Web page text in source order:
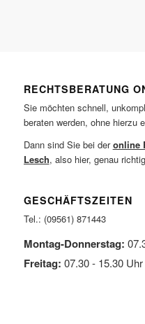
RECHTSBERATUNG
Sie möchten schnell,
beraten werden, ohne hierzu
Dann sind Sie bei deronline
Lesch, also hier, genau
GESCHÄFTSZEITEN
Tel.: (09561) 871443
Montag-Donnerstag:
Freitag: 07.30 - 15.30 Uhr